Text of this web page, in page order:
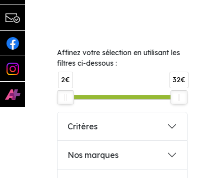
Affinez votre sélection en utilisant les
filtres ci-dessous :
2€
32€
Critères
Nos marques